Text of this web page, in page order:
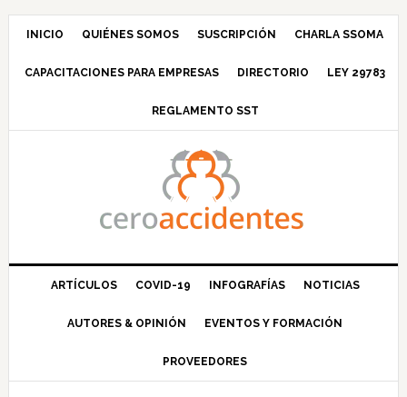
Saltar
navegación
Saltar
principal
Saltar
barra
principal
Saltar
INICIO QUIÉNES SOMOS SUSCRIPCIÓN CHARLA SSOMA
CAPACITACIONES PARA EMPRESAS DIRECTORIO LEY 29783
REGLAMENTO SST
ARTÍCULOS COVID-19 INFOGRAFÍAS NOTICIAS
AUTORES & OPINIÓN EVENTOS Y FORMACIÓN
PROVEEDORES